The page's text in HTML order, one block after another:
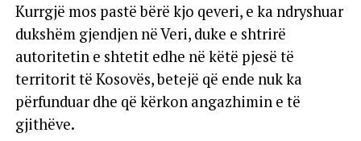
Kurrgjë mos pastë bërë kjo qeveri, e ka ndryshuar
dukshëm gjendjen në Veri, duke e shtrirë
autoritetin e shtetit edhe në këtë pjesë të
territorit të Kosovës, betejë që ende nuk ka
përfunduar dhe që kërkon angazhimin e të
gjithëve.